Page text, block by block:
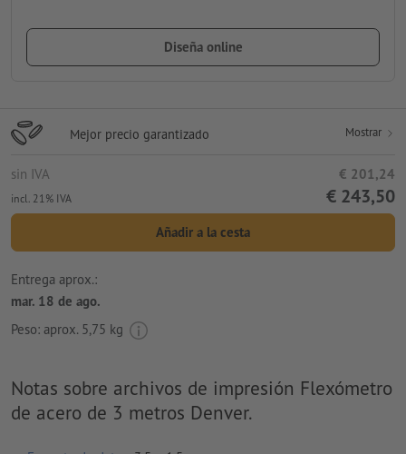
Diseña online
Mejor precio garantizado Mostrar
sin IVA € 201,24
incl. 21% IVA € 243,50
Añadir a la cesta
Entrega aprox.:
mar. 18 de ago.
Peso: aprox. 5,75 kg
Notas sobre archivos de impresión Flexómetro
de acero de 3 metros Denver.